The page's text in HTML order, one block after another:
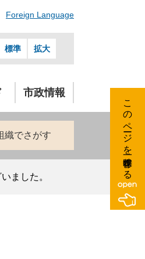
Foreign Language
標準 拡大
市政情報
織でさがす
ました。
このページを一時保存する